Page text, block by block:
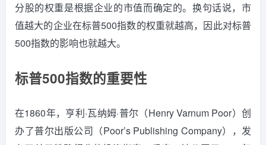
分股的权重是根据企业的市值而确定的。 换句话说，市
值越大的企业在标普500指数的权重就越高，因此对标普
500指数的影响也就越大。
标普500指数的重要性
在1860年，亨利·瓦纳姆·普尔（Henry Varnum Poor）创
办了普尔出版公司（Poor’s Publishing Company），发